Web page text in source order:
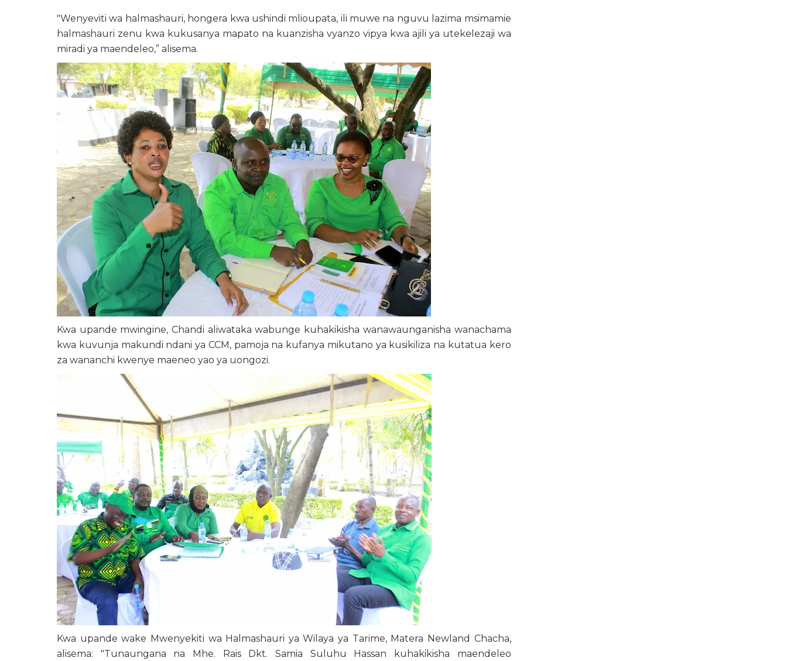
"Wenyeviti wa halmashauri, hongera kwa ushindi mlioupata, ili muwe na nguvu lazima msimamie
halmashauri zenu kwa kukusanya mapato na kuanzisha vyanzo vipya kwa ajili ya utekelezaji wa
miradi ya maendeleo,” alisema.
Kwa upande mwingine, Chandi aliwataka wabunge kuhakikisha wanawaunganisha wanachama
kwa kuvunja makundi ndani ya CCM, pamoja na kufanya mikutano ya kusikiliza na kutatua kero
za wananchi kwenye maeneo yao ya uongozi.
Kwa upande wake Mwenyekiti wa Halmashauri ya Wilaya ya Tarime, Matera Newland Chacha,
alisema: "Tunaungana na Mhe. Rais Dkt. Samia Suluhu Hassan kuhakikisha maendeleo